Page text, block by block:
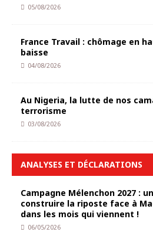
05/08/2026
France Travail : chômage en
baisse
04/08/2026
Au Nigeria, la lutte de nos
terrorisme
03/08/2026
ANALYSES ET DÉCLARATIONS
Campagne Mélenchon 2027 :
construire la riposte face à
dans les mois qui viennent !
06/05/2026